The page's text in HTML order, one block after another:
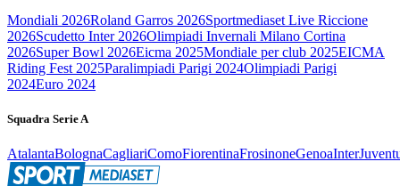
Mondiali 2026Roland Garros 2026Sportmediaset Live Riccione
2026Scudetto Inter 2026Olimpiadi Invernali Milano Cortina
2026Super Bowl 2026Eicma 2025Mondiale per club 2025EICMA
Riding Fest 2025Paralimpiadi Parigi 2024Olimpiadi Parigi
2024Euro 2024
Squadra Serie A
AtalantaBolognaCagliariComoFiorentinaFrosinoneGenoaInter